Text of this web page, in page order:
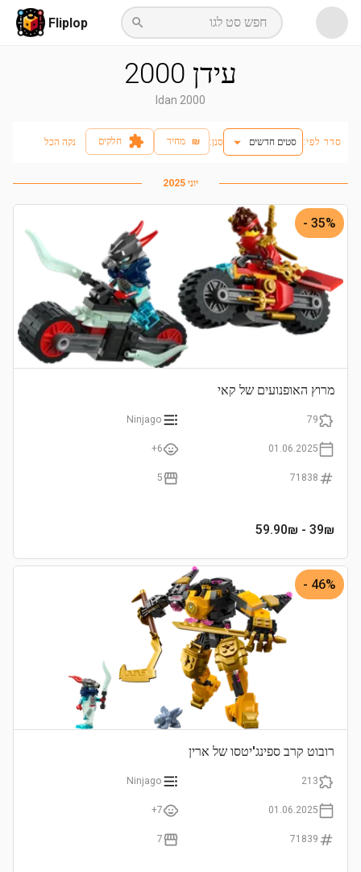
חפש סט לגו Fliplop
עידן 2000
Idan 2000
:סנן ₪ מחיר חלקים נקה הכל סדר לפי: סטים חדשים
יוני 2025
35% -
מרוץ האופנועים של קאי
79
Ninjago
01.06.2025
6+
71838
5
39₪
- 59.90₪
46% -
רובוט קרב ספינג'יטסו של ארין
213
Ninjago
01.06.2025
7+
71839
7